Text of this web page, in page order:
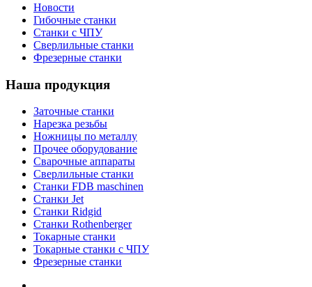
Новости
Гибочные станки
Станки с ЧПУ
Сверлильные станки
Фрезерные станки
Наша продукция
Заточные станки
Нарезка резьбы
Ножницы по металлу
Прочее оборудование
Сварочные аппараты
Сверлильные станки
Станки FDB maschinen
Станки Jet
Станки Ridgid
Станки Rothenberger
Токарные станки
Токарные станки с ЧПУ
Фрезерные станки